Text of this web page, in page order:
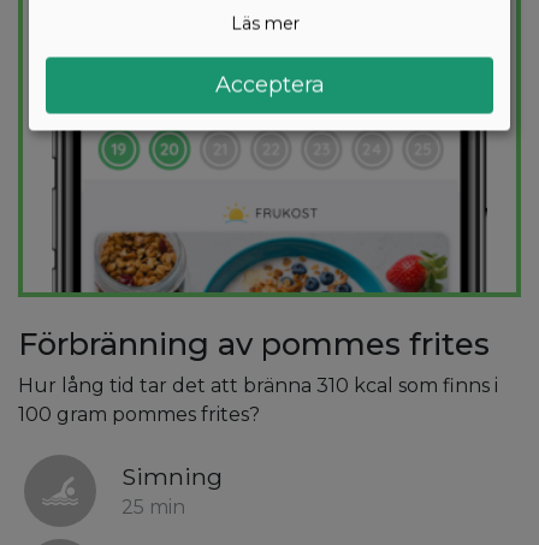
Förbränning av pommes frites
Hur lång tid tar det att bränna 310 kcal som finns i
100 gram pommes frites?
Simning
25 min
Läs mer
Acceptera